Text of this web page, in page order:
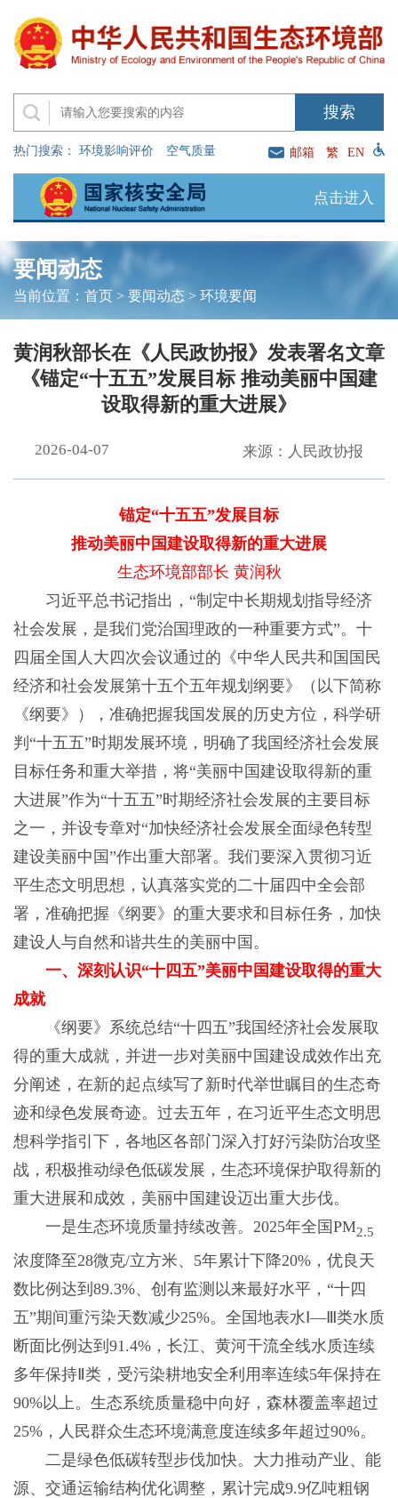
热门搜索： 环境影响评价 空气质量 邮箱 繁 EN
点击进入
要闻动态
当前位置： 首页> 要闻动态 > 环境要闻
黄润秋部长在《人民政协报》发表署名文章
《锚定“十五五”发展目标 推动美丽中国建
设取得新的重大进展》
2026-04-07 来源：人民政协报
锚定“十五五”发展目标
推动美丽中国建设取得新的重大进展
生态环境部部长 黄润秋
习近平总书记指出，“制定中长期规划指导经济
社会发展，是我们党治国理政的一种重要方式”。十
四届全国人大四次会议通过的《中华人民共和国国民
经济和社会发展第十五个五年规划纲要》（以下简称
《纲要》），准确把握我国发展的历史方位，科学研
判“十五五”时期发展环境，明确了我国经济社会发展
目标任务和重大举措，将“美丽中国建设取得新的重
大进展”作为“十五五”时期经济社会发展的主要目标
之一，并设专章对“加快经济社会发展全面绿色转型
建设美丽中国”作出重大部署。我们要深入贯彻习近
平生态文明思想，认真落实党的二十届四中全会部
署，准确把握《纲要》的重大要求和目标任务，加快
建设人与自然和谐共生的美丽中国。
一、深刻认识“十四五”美丽中国建设取得的重大
成就
《纲要》系统总结“十四五”我国经济社会发展取
得的重大成就，并进一步对美丽中国建设成效作出充
分阐述，在新的起点续写了新时代举世瞩目的生态奇
迹和绿色发展奇迹。过去五年，在习近平生态文明思
想科学指引下，各地区各部门深入打好污染防治攻坚
战，积极推动绿色低碳发展，生态环境保护取得新的
重大进展和成效，美丽中国建设迈出重大步伐。
一是生态环境质量持续改善。2025年全国PM2.5
浓度降至28微克/立方米、5年累计下降20%，优良天
数比例达到89.3%、创有监测以来最好水平，“十四
五”期间重污染天数减少25%。全国地表水Ⅰ—Ⅲ类水质
断面比例达到91.4%，长江、黄河干流全线水质连续
多年保持Ⅱ类，受污染耕地安全利用率连续5年保持在
90%以上。生态系统质量稳中向好，森林覆盖率超过
25%，人民群众生态环境满意度连续多年超过90%。
二是绿色低碳转型步伐加快。大力推动产业、能
源、交通运输结构优化调整，累计完成9.9亿吨粗钢